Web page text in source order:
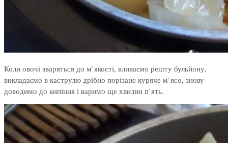
Коли овочі зваряться до м’якості, вливаємо решту бульйону,
викладаємо в каструлю дрібно порізане куряче м’ясо, знову
доводимо до кипіння і варимо ще хвилин п’ять.